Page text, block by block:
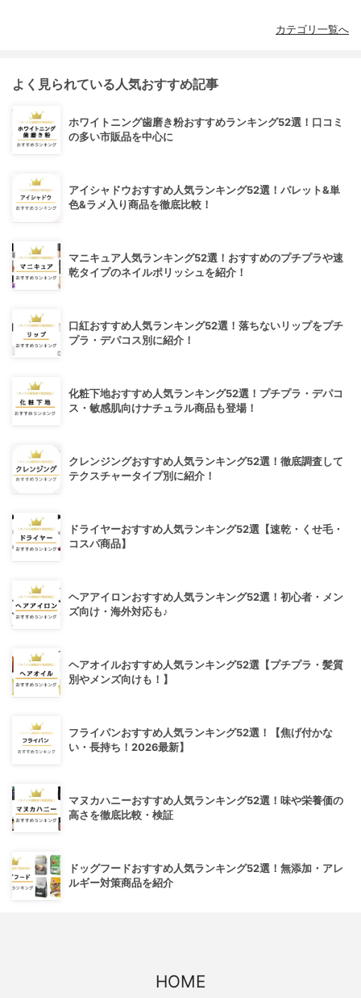
カテゴリ一覧へ
よく見られている人気おすすめ記事
ホワイトニング歯磨き粉おすすめランキング52選！口コミ
の多い市販品を中心に
アイシャドウおすすめ人気ランキング52選！パレット&単
色&ラメ入り商品を徹底比較！
マニキュア人気ランキング52選！おすすめのプチプラや速
乾タイプのネイルポリッシュを紹介！
口紅おすすめ人気ランキング52選！落ちないリップをプチ
プラ・デパコス別に紹介！
化粧下地おすすめ人気ランキング52選！プチプラ・デパコ
ス・敏感肌向けナチュラル商品も登場！
クレンジングおすすめ人気ランキング52選！徹底調査して
テクスチャータイプ別に紹介！
ドライヤーおすすめ人気ランキング52選【速乾・くせ毛・
コスパ商品】
ヘアアイロンおすすめ人気ランキング52選！初心者・メン
ズ向け・海外対応も♪
ヘアオイルおすすめ人気ランキング52選【プチプラ・髪質
別やメンズ向けも！】
フライパンおすすめ人気ランキング52選！【焦げ付かな
い・長持ち！2026最新】
マヌカハニーおすすめ人気ランキング52選！味や栄養価の
高さを徹底比較・検証
ドッグフードおすすめ人気ランキング52選！無添加・アレ
ルギー対策商品を紹介
HOME